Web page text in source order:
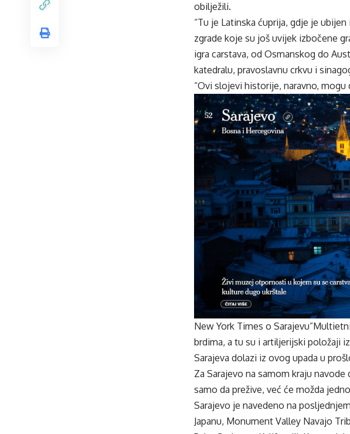
obilježili.
“Tu je Latinska ćuprija, gdje je
zgrade koje su još uvijek izbočene
igra carstava, od Osmanskog do
katedralu, pravoslavnu crkvu i
“Ovi slojevi historije, naravno,
New York Times o
brdima, a tu su i artiljerijski položaji
Sarajeva dolazi iz ovog upada u
Za Sarajevo na samom kraju
samo da prežive, već će možda
Sarajevo je navedeno na
Japanu, Monument Valley Navajo